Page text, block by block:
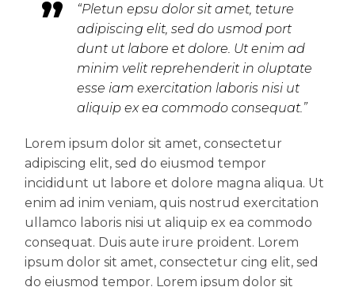
“Pletun epsu dolor sit amet, teture
adipiscing elit, sed do usmod port
dunt ut labore et dolore. Ut enim ad
minim velit reprehenderit in oluptate
esse iam exercitation laboris nisi ut
aliquip ex ea commodo consequat.”
Lorem ipsum dolor sit amet, consectetur
adipiscing elit, sed do eiusmod tempor
incididunt ut labore et dolore magna aliqua. Ut
enim ad inim veniam, quis nostrud exercitation
ullamco laboris nisi ut aliquip ex ea commodo
consequat. Duis aute irure proident. Lorem
ipsum dolor sit amet, consectetur cing elit, sed
do eiusmod tempor. Lorem ipsum dolor sit